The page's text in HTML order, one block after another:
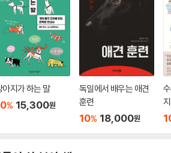
고 통제하려 하고 있는 건 아닐까? 저자는 개의
한다.
당연하게 여기는 듯하다. 그들은 분명 자신이
면 방금 헤어진 사람에게 곧바로 휴대폰으로
비슷한지도 모른다. … 개에게 놀이는 무엇
사한다. 개들은 30초마다 제지당하고, 불려가
를 맡고, 뛰어다니고, 오줌을 싸고, 놀 수 있
아지가 하는 말
% 15,300원
독일에서 배우는 애견
훈련
10% 18,000원